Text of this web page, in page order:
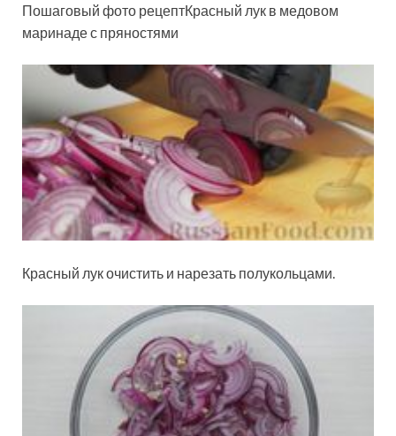
Пошаговый фото рецептКрасный лук в медовом
маринаде с пряностями
Красный лук очистить и нарезать полукольцами.